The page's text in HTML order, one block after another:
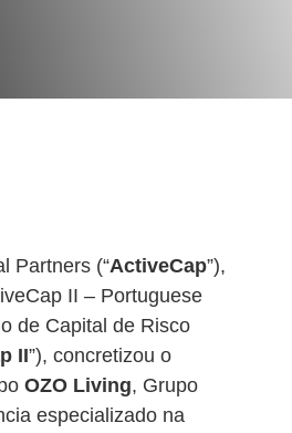
Partners (“ActiveCap”),
II – Portuguese
de Capital de Risco
II”), concretizou o
OZO Living, Grupo
especializado na